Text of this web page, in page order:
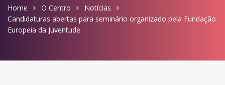
Home O Centro
Notícias
Candidaturas abertas para seminário organizado pela Fundação
Europeia da Juventude